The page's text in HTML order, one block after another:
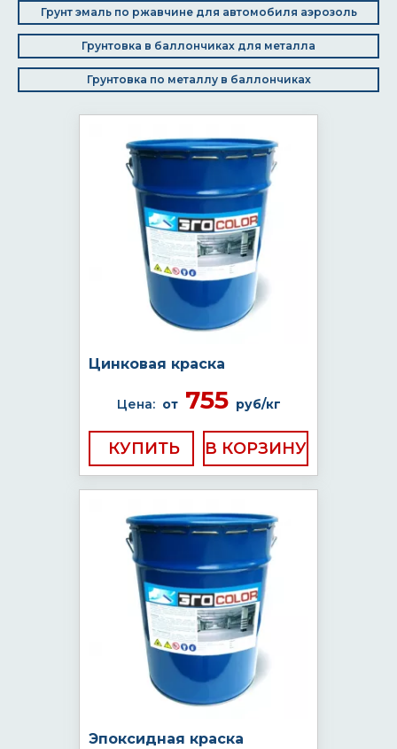
Грунт эмаль по ржавчине для автомобиля аэрозоль
Грунтовка в баллончиках для металла
Грунтовка по металлу в баллончиках
Цинковая краска
Цена: от755 руб/кг
КУПИТЬ
Эпоксидная краска